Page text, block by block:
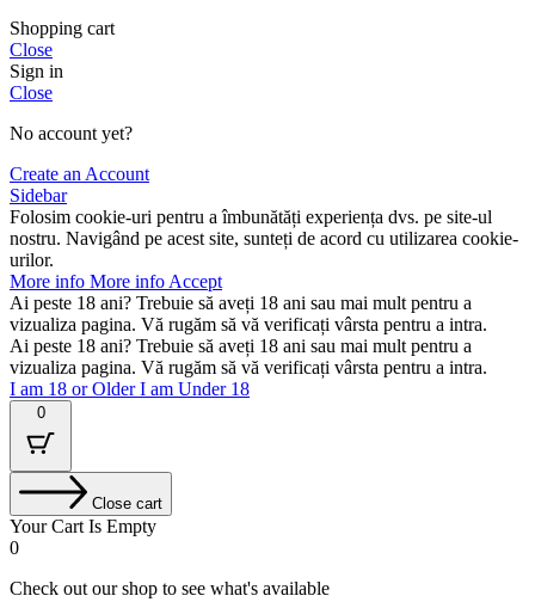
Shopping cart
Close
Sign in
Close
No account yet?
Create an Account
Sidebar
Folosim cookie-uri pentru a îmbunătăți experiența dvs. pe site-ul
nostru. Navigând pe acest site, sunteți de acord cu utilizarea cookie-
urilor.
More info More info Accept
Ai peste 18 ani? Trebuie să aveți 18 ani sau mai mult pentru a
vizualiza pagina. Vă rugăm să vă verificați vârsta pentru a intra.
Ai peste 18 ani? Trebuie să aveți 18 ani sau mai mult pentru a
vizualiza pagina. Vă rugăm să vă verificați vârsta pentru a intra.
I am 18 or OlderI am Under 18
0
Close cart
Your Cart Is Empty
0
Check out our shop to see what's available